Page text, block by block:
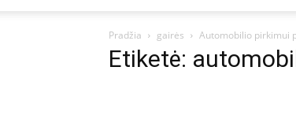
Pradžia gairės Automobilio pirkimui
Etiketė: